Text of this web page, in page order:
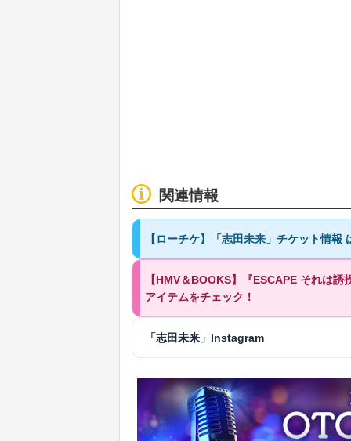
関連情報
【ローチケ】「志田未来」チケット情報
【HMV＆BOOKS】『ESCAPE それは
アイテムをチェック！
「志田未来」Instagram